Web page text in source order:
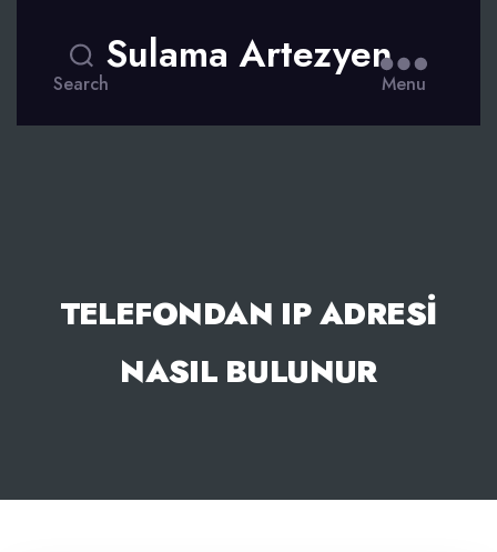
Search
Sulama Artezyen
Menu
TELEFONDAN IP ADRESI
NASIL BULUNUR